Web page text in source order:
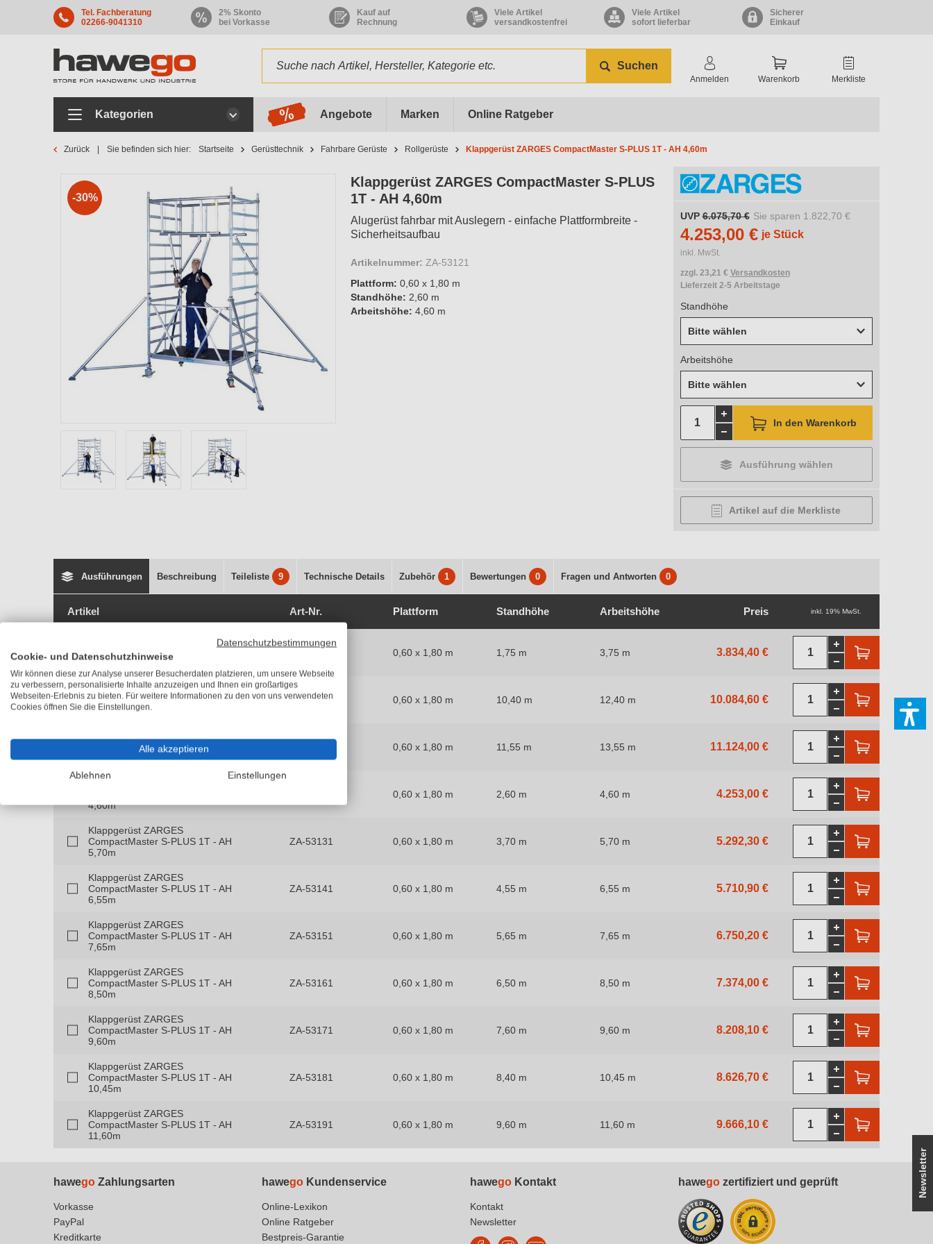
Tel. Fachberatung
02266-9041310
2% Skonto
bei Vorkasse
Kauf auf
Rechnung
Viele Artikel
versandkostenfrei
Viele Artikel
sofort lieferbar
Sicherer
Einkauf
Suchen
Anmelden Warenkorb Merkliste
Kategorien Angebote Marken Online Ratgeber
Zurück Sie befinden sich hier: Startseite Gerüsttechnik Fahrbare Gerüste Rollgerüste Klappgerüst ZARGES CompactMaster S-PLUS 1T - AH 4,60m
-30%
Klappgerüst ZARGES CompactMaster S-PLUS
1T - AH 4,60m
Alugerüst fahrbar mit Auslegern - einfache Plattformbreite -
Sicherheitsaufbau
Artikelnummer: ZA-53121
Plattform: 0,60 x 1,80 m
Standhöhe: 2,60 m
Arbeitshöhe: 4,60 m
UVP6.075,70 € Sie sparen 1.822,70 €
4.253,00 € je Stück
inkl. MwSt.
zzgl. 23,21 € Versandkosten
Lieferzeit 2-5 Arbeitstage
Standhöhe
Bitte wählen
Arbeitshöhe
Bitte wählen
In den Warenkorb
Ausführung wählen
Artikel auf die Merkliste
Ausführungen Beschreibung Teileliste 9 Technische Details Zubehör 1 Bewertungen 0 Fragen und Antworten 0
Artikel Art-Nr. Plattform Standhöhe Arbeitshöhe Preis inkl. 19% MwSt.
CompactMaster S-PLUS 1T - AH
3,75m
0,60 x 1,80 m 1,75 m 3,75 m 3.834,40 €
Klappgerüst ZARGES
CompactMaster S-PLUS 1T - AH
12,40m
ZA-53101 0,60 x 1,80 m 10,40 m 12,40 m 10.084,60 €
CompactMaster S-PLUS 1T - AH
13,55m
0,60 x 1,80 m 11,55 m 13,55 m 11.124,00 €
4,60m
0,60 x 1,80 m 2,60 m 4,60 m 4.253,00 €
Klappgerüst ZARGES
CompactMaster S-PLUS 1T - AH
5,70m
ZA-53131 0,60 x 1,80 m 3,70 m 5,70 m 5.292,30 €
Klappgerüst ZARGES
CompactMaster S-PLUS 1T - AH
6,55m
ZA-53141 0,60 x 1,80 m 4,55 m 6,55 m 5.710,90 €
Klappgerüst ZARGES
CompactMaster S-PLUS 1T - AH
7,65m
ZA-53151 0,60 x 1,80 m 5,65 m 7,65 m 6.750,20 €
Klappgerüst ZARGES
CompactMaster S-PLUS 1T - AH
8,50m
ZA-53161 0,60 x 1,80 m 6,50 m 8,50 m 7.374,00 €
Klappgerüst ZARGES
CompactMaster S-PLUS 1T - AH
9,60m
ZA-53171 0,60 x 1,80 m 7,60 m 9,60 m 8.208,10 €
Klappgerüst ZARGES
CompactMaster S-PLUS 1T - AH
10,45m
ZA-53181 0,60 x 1,80 m 8,40 m 10,45 m 8.626,70 €
Klappgerüst ZARGES
CompactMaster S-PLUS 1T - AH
11,60m
ZA-53191 0,60 x 1,80 m 9,60 m 11,60 m 9.666,10 €
Newsletter
hawego Zahlungsarten
Vorkasse
PayPal
Kreditkarte
hawego Kundenservice
Online-Lexikon
Online Ratgeber
Bestpreis-Garantie
hawego Kontakt
Kontakt
Newsletter
hawego zertifiziert und geprüft
Datenschutzbestimmungen
Cookie- und Datenschutzhinweise
Wir können diese zur Analyse unserer Besucherdaten platzieren, um unsere Webseite
zu verbessern, personalisierte Inhalte anzuzeigen und Ihnen ein großartiges
Webseiten-Erlebnis zu bieten. Für weitere Informationen zu den von uns verwendeten
Cookies öffnen Sie die Einstellungen.
Alle akzeptieren
Ablehnen Einstellungen